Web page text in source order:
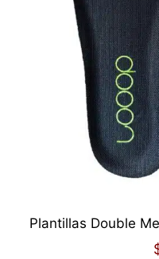
Plantillas Double